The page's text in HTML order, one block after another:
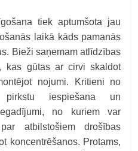
tiek aptumšota jau
laikā kāds pamanās
Bieži saņemam atlīdzības
kas gūtas ar cirvi skaldot
nojumi. Kritieni no
pirkstu iespiešana un
no kuriem var
atbilstošiem drošības
koncentrēšanos. Protams,